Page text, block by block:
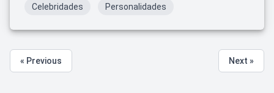
Celebridades
Personalidades
« Previous Next »